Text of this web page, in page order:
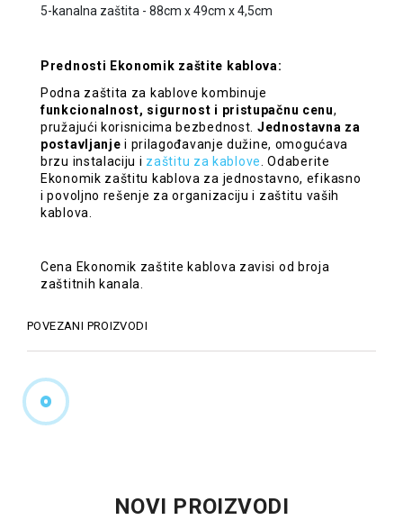
5-kanalna zaštita - 88cm x 49cm x 4,5cm
Prednosti Ekonomik zaštite kablova:
Podna zaštita za kablove kombinuje
funkcionalnost, sigurnost i pristupačnu cenu,
pružajući korisnicima bezbednost. Jednostavna za
postavljanje i prilagođavanje dužine, omogućava
brzu instalaciju i zaštitu za kablove . Odaberite
Ekonomik zaštitu kablova za jednostavno, efikasno
i povoljno rešenje za organizaciju i zaštitu vaših
kablova.
Cena Ekonomik zaštite kablova zavisi od broja
zaštitnih kanala.
POVEZANI PROIZVODI
NOVI PROIZVODI